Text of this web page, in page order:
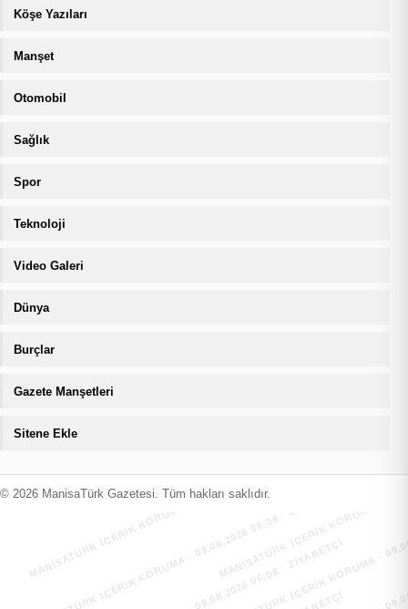
Köşe Yazıları
Manşet
Otomobil
Sağlık
Spor
Teknoloji
Video Galeri
Dünya
Burçlar
Gazete Manşetleri
Sitene Ekle
© 2026 ManisaTürk Gazetesi. Tüm hakları saklıdır.
MANİSATÜRK İÇERİK KORUMA · 09.08.2026 06:08 · ZIYARETÇI
MANİSATÜRK İÇERİK KORUMA
MANİSATÜRK İÇERİK KORUMA · 09.08.2026 06:08 · ZIYARETÇI
MANİSATÜRK İÇERİK KORUMA